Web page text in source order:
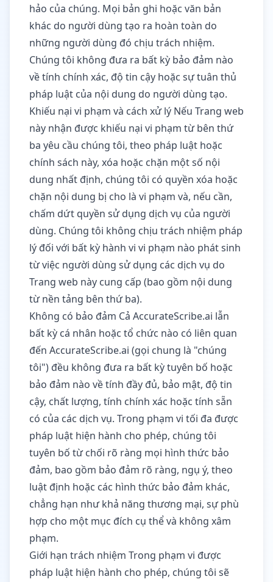
hảo của chúng. Mọi bản ghi hoặc văn bản
khác do người dùng tạo ra hoàn toàn do
những người dùng đó chịu trách nhiệm.
Chúng tôi không đưa ra bất kỳ bảo đảm nào
về tính chính xác, độ tin cậy hoặc sự tuân thủ
pháp luật của nội dung do người dùng tạo.
Khiếu nại vi phạm và cách xử lý Nếu Trang web
này nhận được khiếu nại vi phạm từ bên thứ
ba yêu cầu chúng tôi, theo pháp luật hoặc
chính sách này, xóa hoặc chặn một số nội
dung nhất định, chúng tôi có quyền xóa hoặc
chặn nội dung bị cho là vi phạm và, nếu cần,
chấm dứt quyền sử dụng dịch vụ của người
dùng. Chúng tôi không chịu trách nhiệm pháp
lý đối với bất kỳ hành vi vi phạm nào phát sinh
từ việc người dùng sử dụng các dịch vụ do
Trang web này cung cấp (bao gồm nội dung
từ nền tảng bên thứ ba).
Không có bảo đảm Cả AccurateScribe.ai lẫn
bất kỳ cá nhân hoặc tổ chức nào có liên quan
đến AccurateScribe.ai (gọi chung là "chúng
tôi") đều không đưa ra bất kỳ tuyên bố hoặc
bảo đảm nào về tính đầy đủ, bảo mật, độ tin
cậy, chất lượng, tính chính xác hoặc tính sẵn
có của các dịch vụ. Trong phạm vi tối đa được
pháp luật hiện hành cho phép, chúng tôi
tuyên bố từ chối rõ ràng mọi hình thức bảo
đảm, bao gồm bảo đảm rõ ràng, ngụ ý, theo
luật định hoặc các hình thức bảo đảm khác,
chẳng hạn như khả năng thương mại, sự phù
hợp cho một mục đích cụ thể và không xâm
phạm.
Giới hạn trách nhiệm Trong phạm vi được
pháp luật hiện hành cho phép, chúng tôi sẽ